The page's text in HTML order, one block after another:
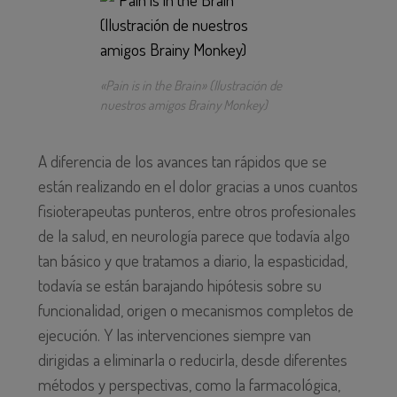
«Pain is in the Brain» (Ilustración de
nuestros amigos Brainy Monkey)
A diferencia de los avances tan rápidos que se
están realizando en el dolor gracias a unos cuantos
fisioterapeutas punteros, entre otros profesionales
de la salud, en neurología parece que todavía algo
tan básico y que tratamos a diario, la espasticidad,
todavía se están barajando hipótesis sobre su
funcionalidad, origen o mecanismos completos de
ejecución. Y las intervenciones siempre van
dirigidas a eliminarla o reducirla, desde diferentes
métodos y perspectivas, como la farmacológica,